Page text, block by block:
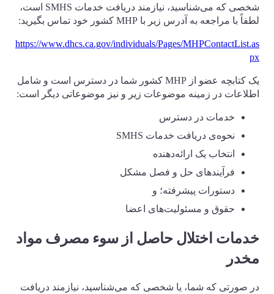
شخصی که می‌شناسید، نیازمند دریافت خدمات SMHS است،
لطفاً با مراجعه به آدرس زیر با MHP کشور خود تماس بگیرید:
https://www.dhcs.ca.gov/individuals/Pages/MHPContactList.as
px
یک کتابچه عضو از MHP کشور شما در دسترس است و شامل
اطلاعات در زمینه موضوعات زیر و نیز موضوعاتی دیگر است:
خدمات در دسترس
نحوه‌ی دریافت خدمات SMHS
انتخاب یک ارائه‌دهنده
فرآیندهای حل و فصل مشکل
دستورات پیشرفته؛ و
حقوق و مسئولیت‌های اعضا
خدمات اختلال حاصل از سوء مصرف مواد
مخدر
در صورتی که شما، یا شخصی که می‌شناسید، نیازمند دریافت